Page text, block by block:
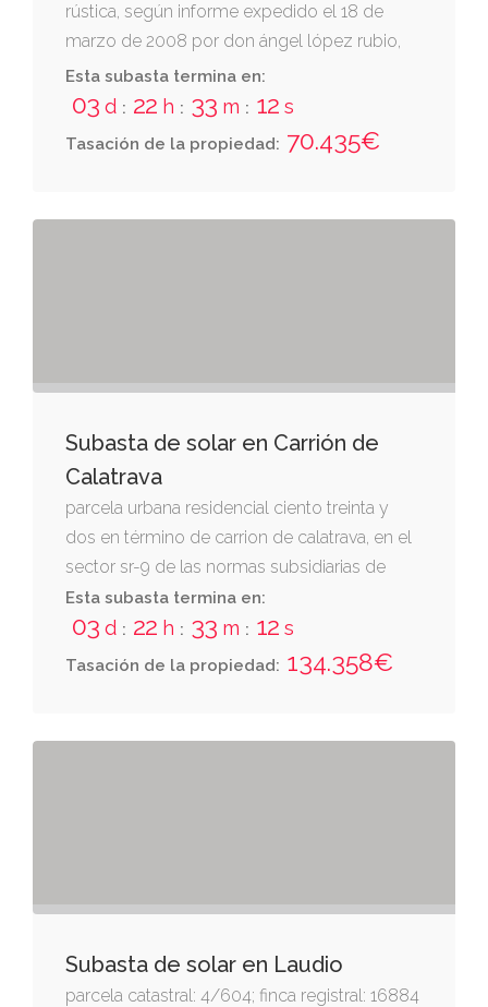
rústica, según informe expedido el 18 de
marzo de 2008 por don ángel lópez rubio,
secretario del ayuntamiento de moclinejo, en
el paraje tendedero, término municipal de
moclinejo, málaga. consultar el resto de la
descripción registral en el apartado de los
esenciales de la subasta 25m14 y de los
Esta subasta termina en:
03 d : 22 h : 33 m : 11 s
Tasación de la propiedad: 70.435€
Subasta de solar en Carrión de
Calatrava
parcela urbana residencial ciento treinta y
dos en término de carrion de calatrava, en el
sector sr-9 de las normas subsidiarias de
planeamiento municipal de carrión de
calatrava, paraje de las cañadas, de forma
trapezoidal, con una superficie de quinientos
frente, calle f de nueva apertura, del polígono;
Esta subasta termina en:
03 d : 22 h : 33 m : 11 s
Tasación de la propiedad: 134.358€
Subasta de solar en Laudio
parcela catastral: 4/604; finca registral: 16884